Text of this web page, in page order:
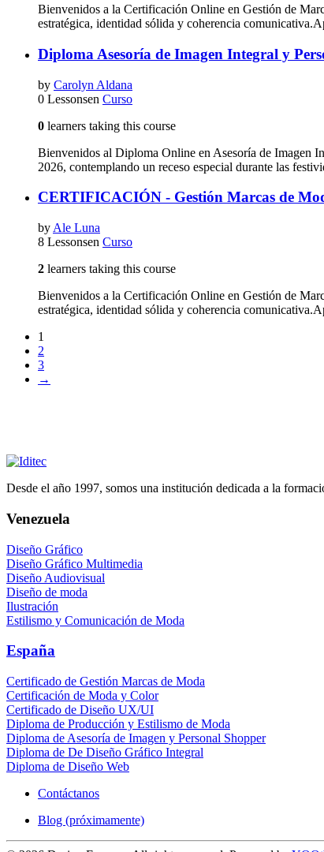
Bienvenidos a la Certificación Online en Gestión de
estratégica, identidad sólida y coherencia
Diploma Asesoría de Imagen Integral y
by Carolyn Aldana
0 Lessonsen Curso
0 learners taking this course
Bienvenidos al Diploma Online en Asesoría de Imagen
2026, contemplando un receso especial durante las
CERTIFICACIÓN - Gestión Marcas de
by Ale Luna
8 Lessonsen Curso
2 learners taking this course
Bienvenidos a la Certificación Online en Gestión de
estratégica, identidad sólida y coherencia
1
2
3
→
Desde el año 1997, somos una institución dedicada a la
Venezuela
Diseño Gráfico
Diseño Gráfico Multimedia
Diseño Audiovisual
Diseño de moda
Ilustración
Estilismo y Comunicación de Moda
España
Certificado de Gestión Marcas de Moda
Certificación de Moda y Color
Certificado de Diseño UX/UI
Diploma de Producción y Estilismo de Moda
Diploma de Asesoría de Imagen y Personal Shopper
Diploma de De Diseño Gráfico Integral
Diploma de Diseño Web
Contáctanos
Blog (próximamente)